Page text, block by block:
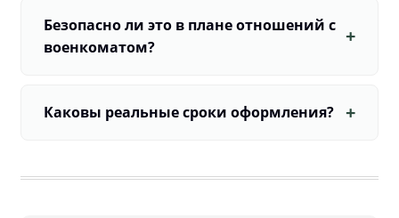
Безопасно ли это в плане отношений с
военкоматом?
Каковы реальные сроки оформления?